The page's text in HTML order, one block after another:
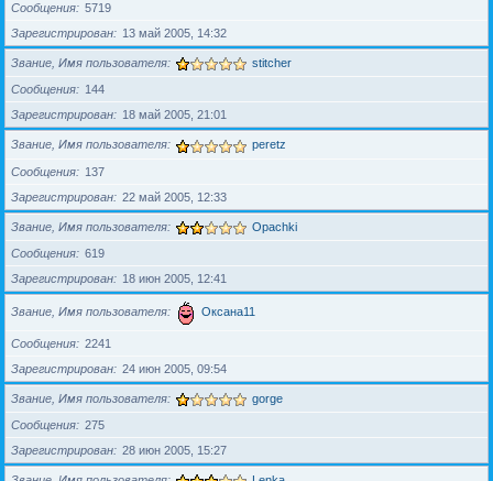
Сообщения
5719
Зарегистрирован
13 май 2005, 14:32
Звание, Имя пользователя stitcher
Сообщения
144
Зарегистрирован
18 май 2005, 21:01
Звание, Имя пользователя peretz
Сообщения
137
Зарегистрирован
22 май 2005, 12:33
Звание, Имя пользователя Opachki
Сообщения
619
Зарегистрирован
18 июн 2005, 12:41
Звание, Имя пользователя Оксана11
Сообщения
2241
Зарегистрирован
24 июн 2005, 09:54
Звание, Имя пользователя gorge
Сообщения
275
Зарегистрирован
28 июн 2005, 15:27